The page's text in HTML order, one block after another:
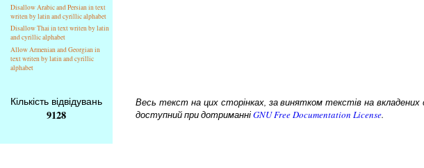
Disallow Arabic and Persian in text
writen by latin and cyrillic alphabet
Disallow Thai in text writen by latin
and cyrillic alphabet
Allow Armenian and Georgian in
text writen by latin and cyrillic
alphabet
Кількість відвідувань
9128
Весь текст на цих сторінках, за винятком текстів на вкладених
доступний при дотриманніGNU Free Documentation License.